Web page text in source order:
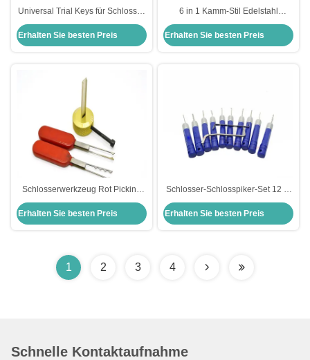
Universal Trial Keys für Schlosser
benutzerdefinierte Schloss Pick
Set Werkzeug Schloss Picking 10
Beide Seiten
Erhalten Sie besten Preis
6 in 1 Kamm-Stil Edelstahl
Schloss Pick-Sets für Anfänger
Erhalten Sie besten Preis
Schlosserwerkzeug Rot Picking
Set Edelstahl Schloss Pick Set für
den dritten VW
Erhalten Sie besten Preis
Schlosser-Schlosspiker-Set 12 in
einem Schlosspiker-Set
Schlossöffnungswerkzeuge
Erhalten Sie besten Preis
1 2 3 4
Schnelle Kontaktaufnahme